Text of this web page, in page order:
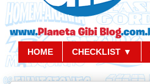
HOME CHECKLIST ▼